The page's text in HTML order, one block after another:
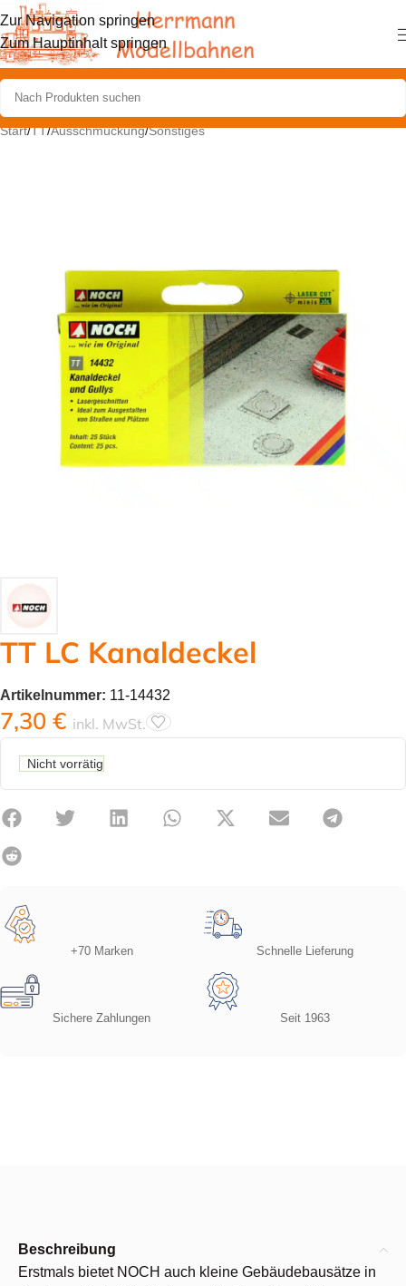
Zur Navigation springen
Zum Hauptinhalt springen
Start/TT/Ausschmückung/Sonstiges
TT LC Kanaldeckel
Artikelnummer: 11-14432
7,30 € inkl. MwSt.
Nicht vorrätig
+70 Marken Schnelle Lieferung
Sichere Zahlungen Seit 1963
Beschreibung
Erstmals bietet NOCH auch kleine Gebäudebausätze in